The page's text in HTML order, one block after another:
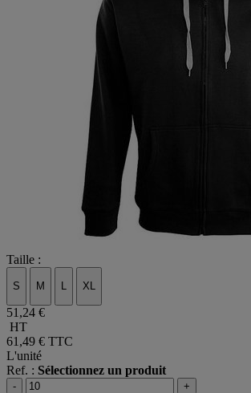
Taille :
S M L XL
51,24 €
HT
61,49 € TTC
L'unité
Ref. : Sélectionnez un produit
- +